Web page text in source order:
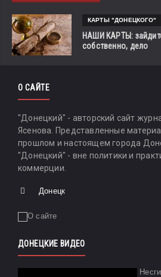
КАРТЫ "ДОНЕЦКОГО"
НАШИ КАРТЫ:
собственно, дело
О САЙТЕ
"Донецкий" - авторский сайт
Ясенова. Представленные
прошлом и настоящем города
"Донецкий" - вне политики и
коммерции.
Донецк
ДОНЕЦКИЕ ВИДЕО